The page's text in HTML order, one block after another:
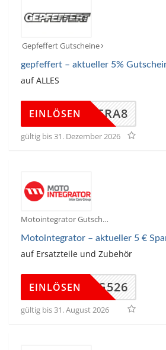
Gepfeffert Gutscheine
gepfeffert – aktueller 5%
auf ALLES
BMW9FRA8
EINLÖSEN
gültig bis 31. Dezember 2026
Motointegrator Gutscheine
Motointegrator – aktueller 5 €
auf Ersatzteile und Zubehör
ALAUG526
EINLÖSEN
gültig bis 31. August 2026